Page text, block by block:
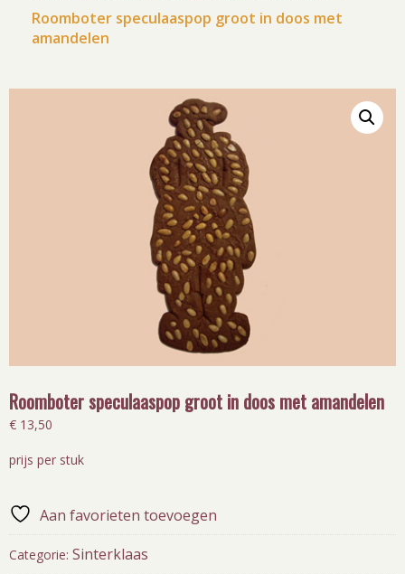
Roomboter speculaaspop groot in doos met
amandelen
Roomboter speculaaspop groot in doos met amandelen
€ 13,50
prijs per stuk
Aan favorieten toevoegen
Categorie: Sinterklaas